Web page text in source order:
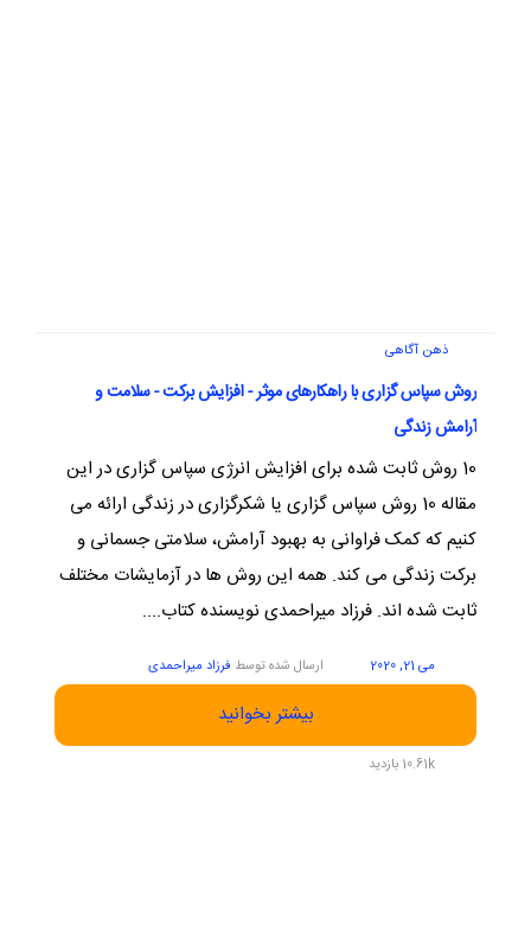
ذهن آگاهی
روش سپاس گزاری با راهکارهای موثر - افزایش برکت - سلامت و
آرامش زندگی
10 روش ثابت شده برای افزایش انرژی سپاس گزاری در این
مقاله 10 روش سپاس گزاری یا شکرگزاری در زندگی ارائه می
کنیم که کمک فراوانی به بهبود آرامش، سلامتی جسمانی و
برکت زندگی می کند. همه این روش ها در آزمایشات مختلف
ثابت شده اند. فرزاد میراحمدی نویسنده کتاب....
می 21, 2020 ارسال شده توسط فرزاد میراحمدی
بیشتر بخوانید